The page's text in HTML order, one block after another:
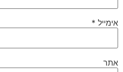
אימייל *
אתר